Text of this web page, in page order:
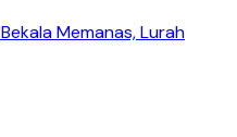
Memanas, Lurah